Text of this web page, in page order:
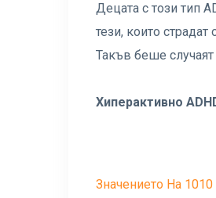
Децата с този тип
тези, които
Такъв беше
Хиперактивно
Значението На 1010